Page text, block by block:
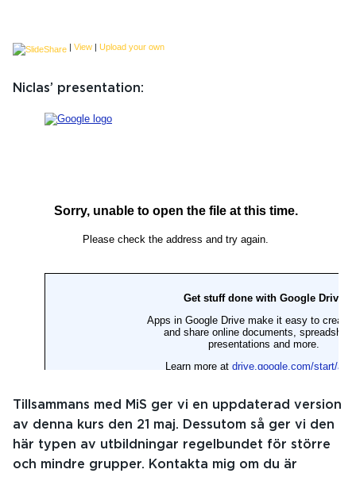
| View | Upload your own
Niclas’ presentation:
Tillsammans med MiS ger vi en uppdaterad version
av denna kurs den 21 maj. Dessutom så ger vi den
här typen av utbildningar regelbundet för större
och mindre grupper. Kontakta mig om du är